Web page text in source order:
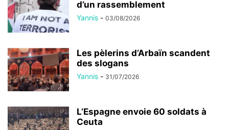
d’un rassemblement
Yannis - 03/08/2026
Les pèlerins d’Arbaïn scandent
des slogans
Yannis - 31/07/2026
L’Espagne envoie 60 soldats à
Ceuta